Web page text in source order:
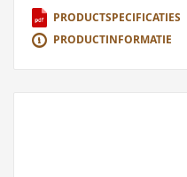
PRODUCTSPECIFICATIES
PRODUCTINFORMATIE